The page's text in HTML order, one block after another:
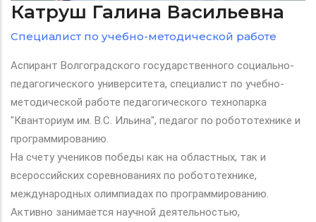
Катруш Галина Васильевна
Специалист по учебно-методической работе
Аспирант Волгоградского государственного социально-
педагогического университета, специалист по учебно-
методической работе педагогического технопарка
"Кванториум им. В.С. Ильина", педагог по робототехнике и
программированию.
На счету учеников победы как на областных, так и
всероссийских соревнованиях по робототехнике,
международных олимпиадах по программированию.
Активно занимается научной деятельностью,